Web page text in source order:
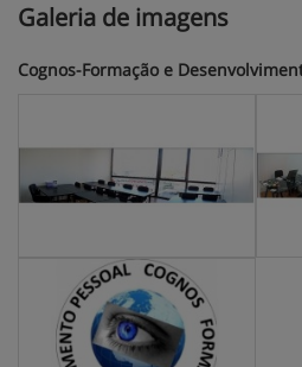
Galeria de imagens
Cognos-Formação e